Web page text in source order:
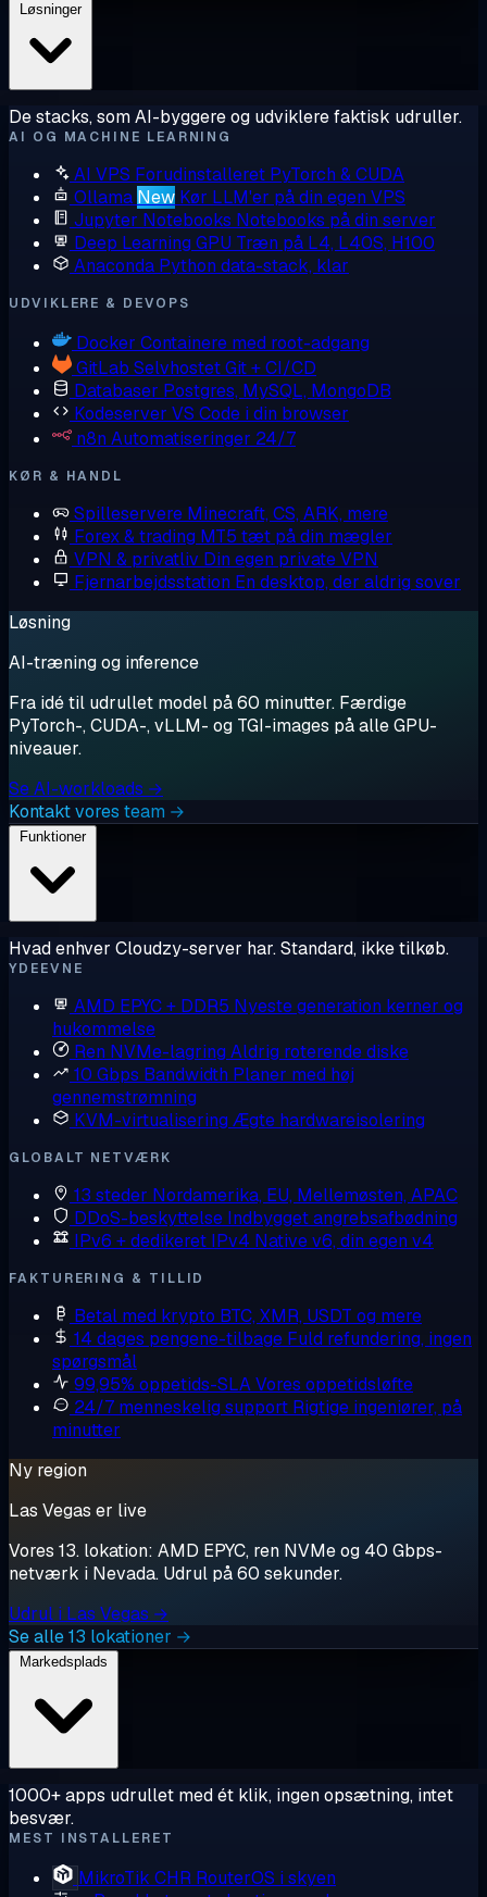
Løsninger
De stacks, som AI-byggere og udviklere faktisk udruller.
AI OG MACHINE LEARNING
AI VPS Forudinstalleret PyTorch & CUDA
Ollama New Kør LLM'er på din egen VPS
Jupyter Notebooks Notebooks på din server
Deep Learning GPU Træn på L4, L40S, H100
Anaconda Python data-stack, klar
UDVIKLERE & DEVOPS
Docker Containere med root-adgang
GitLab Selvhostet Git + CI/CD
Databaser Postgres, MySQL, MongoDB
Kodeserver VS Code i din browser
n8n Automatiseringer 24/7
KØR & HANDL
Spilleservere Minecraft, CS, ARK, mere
Forex & trading MT5 tæt på din mægler
VPN & privatliv Din egen private VPN
Fjernarbejdsstation En desktop, der aldrig sover
Løsning
AI-træning og inference
Fra idé til udrullet model på 60 minutter. Færdige
PyTorch-, CUDA-, vLLM- og TGI-images på alle GPU-
niveauer.
Se AI-workloads →
Kontakt vores team →
Funktioner
Hvad enhver Cloudzy-server har. Standard, ikke tilkøb.
YDEEVNE
AMD EPYC + DDR5 Nyeste generation kerner og
hukommelse
Ren NVMe-lagring Aldrig roterende diske
10 Gbps Bandwidth Planer med høj
gennemstrømning
KVM-virtualisering Ægte hardwareisolering
GLOBALT NETVÆRK
13 steder Nordamerika, EU, Mellemøsten, APAC
DDoS-beskyttelse Indbygget angrebsafbødning
IPv6 + dedikeret IPv4 Native v6, din egen v4
FAKTURERING & TILLID
Betal med krypto BTC, XMR, USDT og mere
14 dages pengene-tilbage Fuld refundering, ingen
spørgsmål
99,95% oppetids-SLAVores oppetidsløfte
24/7 menneskelig support Rigtige ingeniører, på
minutter
Ny region
Las Vegas er live
Vores 13. lokation: AMD EPYC, ren NVMe og 40 Gbps-
netværk i Nevada. Udrul på 60 sekunder.
Udrul i Las Vegas →
Se alle 13 lokationer →
1000+ apps udrullet med ét klik, ingen opsætning, intet
besvær.
MEST INSTALLERET
MikroTik CHR RouterOS i skyen